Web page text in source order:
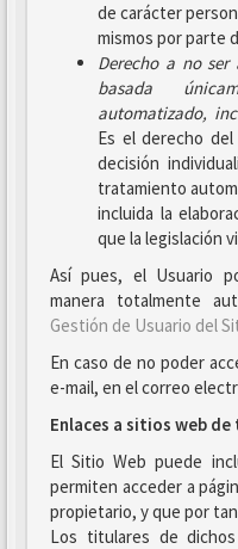
de carácter
mismos por parte
Derecho a no ser
basada
automatizado,
Es el derecho
decisión
tratamiento
incluida la
que la legislación
Así pues, el Usuario
manera totalmente
Gestión de Usuario del
En caso de no poder
e-mail, en el correo
Enlaces a sitios web
El Sitio Web puede
permiten acceder a
propietario, y que por
Los titulares de